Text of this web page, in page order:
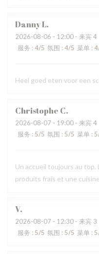
DannyL
2026-08-06 - 12:00 - 来宾 4
服务 : 4/5 氛围 : 4/5 菜单 : 4
Heel goed eten voor een
Christophe C
2026-08-07 - 19:00 - 来宾 4
服务 : 5/5 氛围 : 5/5 菜单 : 5
Un accueil toujours au
produits frais et une
V
2026-08-07 - 12:30 - 来宾 3
服务 : 5/5 氛围 : 5/5 菜单 : 5